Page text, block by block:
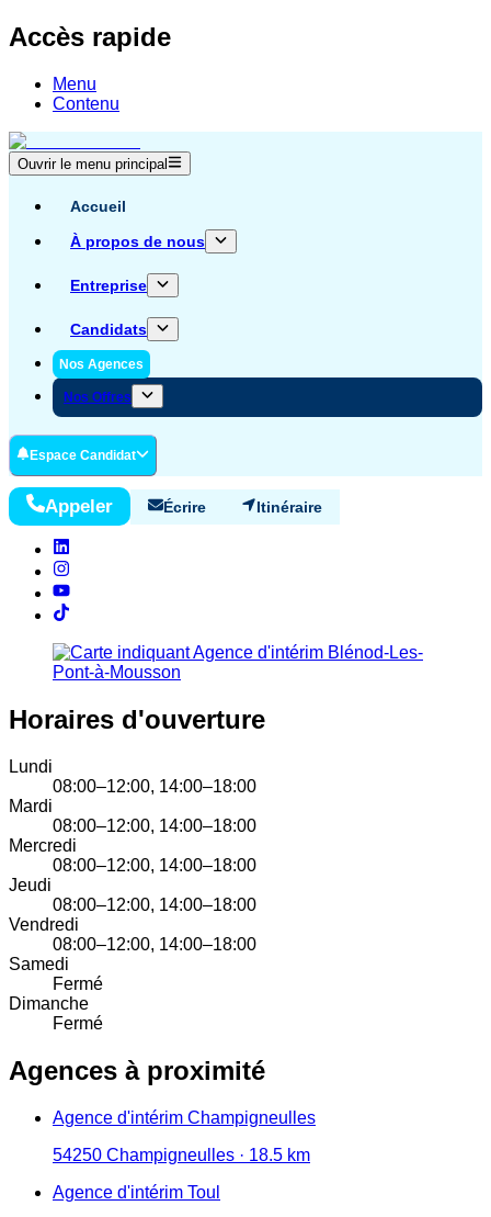
Accès rapide
Menu
Contenu
Ouvrir le menu principal
Accueil
À propos de nous
Entreprise
Candidats
Nos Agences
Nos Offres
Espace Candidat
Appeler Écrire Itinéraire
Horaires d'ouverture
Lundi
08:00–12:00, 14:00–18:00
Mardi
08:00–12:00, 14:00–18:00
Mercredi
08:00–12:00, 14:00–18:00
Jeudi
08:00–12:00, 14:00–18:00
Vendredi
08:00–12:00, 14:00–18:00
Samedi
Fermé
Dimanche
Fermé
Agences à proximité
Agence d'intérim Champigneulles
54250 Champigneulles · 18.5 km
Agence d'intérim Toul